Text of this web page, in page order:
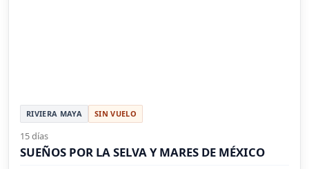
RIVIERA MAYA SIN VUELO
15 días
SUEÑOS POR LA SELVA Y MARES DE MÉXICO